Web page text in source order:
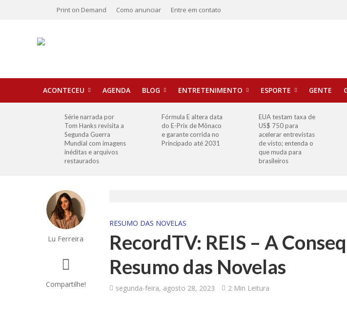
Print on Demand Como anunciar Entre em contato
ACONTECEU AGENDA BLOG ENTRETENIMENTO ESPORTE GENTE
Série narrada por
Tom Hanks revisita a
Segunda Guerra
Mundial com imagens
inéditas e arquivos
restaurados
Fórmula E altera data
do E-Prix de Mônaco
e garante corrida no
Principado até 2031
EUA testam taxa de
US$ 750 para
acelerar entrevistas
de visto; entenda o
que muda para
brasileiros
Lu Ferreira
Compartilhe!
RESUMO DAS NOVELAS
RecordTV: REIS – A
Resumo das Novelas
segunda-feira, agosto 28, 2023 2 Min Leitura